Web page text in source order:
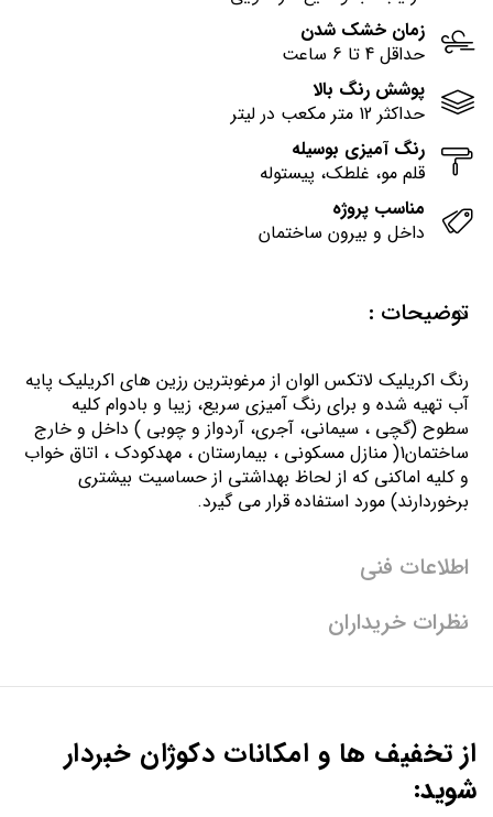
زمان خشک شدن
حداقل 4 تا 6 ساعت
پوشش رنگ بالا
حداکثر 12 متر مکعب در لیتر
رنگ آمیزی بوسیله
قلم مو، غلطک، پیستوله
مناسب پروژه
داخل و بیرون ساختمان
توضیحات :
رنگ اكريليك لاتكس الوان از مرغوبترين رزين هاي اكريليك پايه
آب تهيه شده و برای رنگ آمیزی سریع، زیبا و بادوام کلیه
سطوح (گچی ، سیمانی، آجری، آردواز و چوبی ) داخل و خارج
ساختمان1( منازل مسكوني ، بيمارستان ، مهدكودك ، اتاق خواب
و كليه اماكني كه از لحاظ بهداشتي از حساسيت بيشتري
برخوردارند) مورد استفاده قرار می گیرد.
اطلاعات فنی
نظرات خریداران
از تخفیف ها و امکانات دکوژان خبردار
شوید: